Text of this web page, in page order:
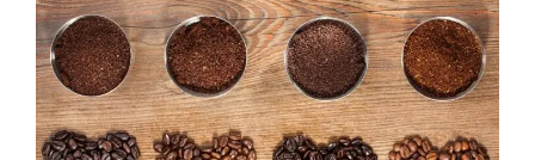
более
в
день
снижают
риски
слабости